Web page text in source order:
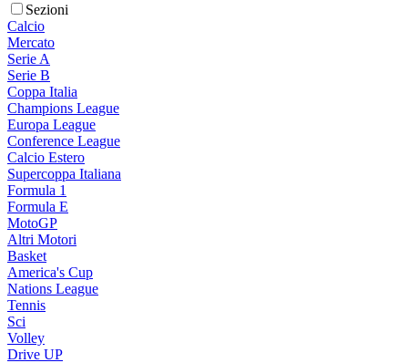
Sezioni
Calcio
Mercato
Serie A
Serie B
Coppa Italia
Champions League
Europa League
Conference League
Calcio Estero
Supercoppa Italiana
Formula 1
Formula E
MotoGP
Altri Motori
Basket
America's Cup
Nations League
Tennis
Sci
Volley
Drive UP